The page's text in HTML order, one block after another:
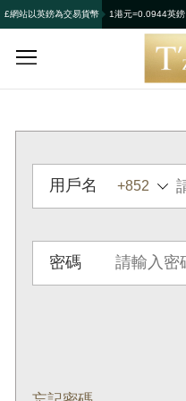
£網站以英鎊為交易貨幣 1港元=0.0944英鎊
用戶名
密碼